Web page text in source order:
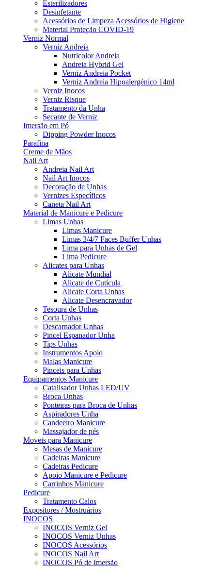
Esterilizadores
Desinfetante
Acessórios de Limpeza Acessórios de Higiene
Material Proteção COVID-19
Verniz Normal
Verniz Andreia
Nutricolor Andreia
Andreia Hybrid Gel
Verniz Andreia Pocket
Verniz Andreia Hipoalergénico 14ml
Verniz Inocos
Verniz Risque
Tratamento da Unha
Secante de Verniz
Imersão em Pó
Dipping Powder Inocos
Parafina
Creme de Mãos
Nail Art
Andreia Nail Art
Nail Art Inocos
Decoração de Unhas
Vernizes Específicos
Caneta Nail Art
Material de Manicure e Pedicure
Limas Unhas
Limas Manicure
Limas 3/4/7 Faces Buffer Unhas
Lima para Unhas de Gel
Lima Pedicure
Alicates para Unhas
Alicate Mundial
Alicate de Cutícula
Alicate Corta Unhas
Alicate Desencravador
Tesoura de Unhas
Corta Unhas
Descarnador Unhas
Pincel Espanador Unha
Tips Unhas
Instrumentos Apoio
Malas Manicure
Pinceis para Unhas
Equipamentos Manicure
Catalisador Unhas LED/UV
Broca Unhas
Ponteiras para Broca de Unhas
Aspiradores Unha
Candeeiro Manicure
Massajador de pés
Moveis para Manicure
Mesas de Manicure
Cadeiras Manicure
Cadeiras Pedicure
Apoio Manicure e Pedicure
Carrinhos Manicure
Pedicure
Tratamento Calos
Expositores / Mostruários
INOCOS
INOCOS Verniz Gel
INOCOS Verniz Unhas
INOCOS Acessórios
INOCOS Nail Art
INOCOS Pó de Imersão